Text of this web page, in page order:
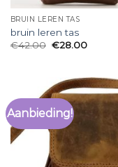
BRUIN LEREN TAS
bruin leren tas
€42.00 €28.00
Aanbieding!